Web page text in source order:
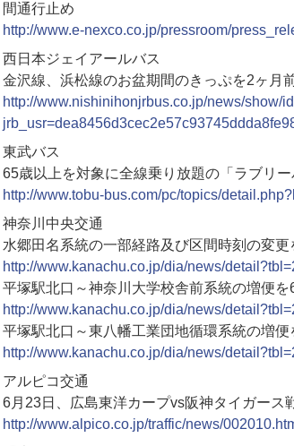
間通行止め
http://www.e-nexco.co.jp/pressroom/
西日本ジェイアールバス
金沢線、浜松線のお盆期間のきっぷを2ヶ月
http://www.nishinihonjrbus.co.jp/news/show/
東武バス
65歳以上を対象に全線乗り放題の「ラブリ
http://www.tobu-bus.com/pc/topics/
神奈川中央交通
水郷田名系統の一部経路及び区間時刻の変
http://www.kanachu.co.jp/dia/news/
平塚駅北口～神奈川大学校舎前系統の増便
http://www.kanachu.co.jp/dia/news/
平塚駅北口～東八幡工業団地循環系統の増
http://www.kanachu.co.jp/dia/news/
アルピコ交通
6月23日、広島東洋カープvs阪神タイガース
http://www.alpico.co.jp/traffic/news/